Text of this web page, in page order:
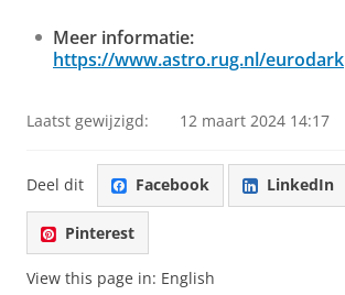
Meer informatie:
https://www.astro.rug.nl/eurodark
Laatst gewijzigd: 12 maart 2024 14:17
Deel dit Facebook LinkedIn
Pinterest
View this page in: English